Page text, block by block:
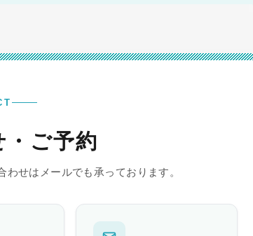
・ご予約
わせはメールでも承っております。